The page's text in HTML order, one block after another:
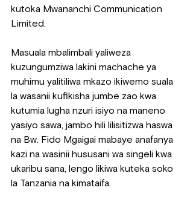
kutoka Mwananchi Communication
Limited.
Masuala mbalimbali yaliweza
kuzungumziwa lakini machache ya
muhimu yalitiliwa mkazo ikiwemo suala
la wasanii kufikisha jumbe zao kwa
kutumia lugha nzuri isiyo na maneno
yasiyo sawa, jambo hili lilisitizwa haswa
na Bw. Fido Mgaigai mabaye anafanya
kazi na wasinii hususani wa singeli kwa
ukaribu sana, lengo likiwa kuteka soko
la Tanzania na kimataifa.